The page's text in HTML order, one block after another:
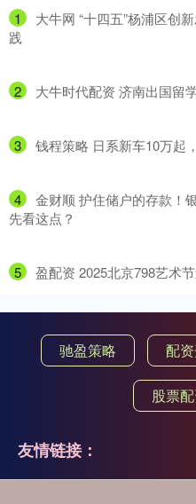
1
大牛网 “十四五”杨浦区创
践
2 大牛时代配资 济南出国留
3 钱程策略 日系新车10万起
4
金财顺 护住储户的存款！
先看这点？
5 盈配资 2025北京798艺术
驰盈策略 配
股票
友情链接：